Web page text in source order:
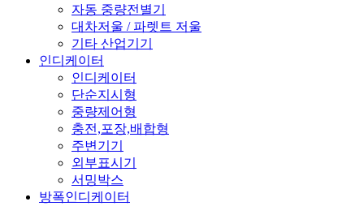
자동 중량전별기
대차저울 / 파렛트 저울
기타 산업기기
인디케이터
인디케이터
단순지시형
중량제어형
충전,포장,배합형
주변기기
외부표시기
서밍박스
방폭인디케이터